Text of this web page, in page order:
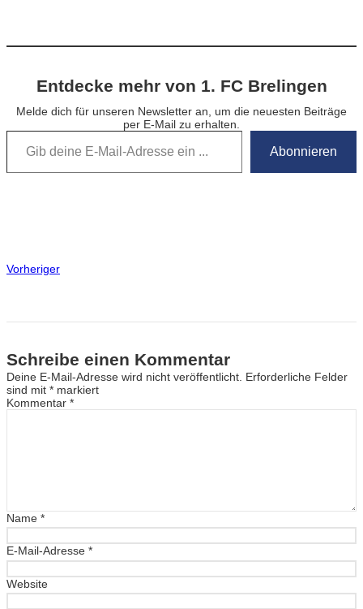
Entdecke mehr von 1. FC Brelingen
Melde dich für unseren Newsletter an, um die neuesten Beiträge
per E-Mail zu erhalten.
Gib deine E-Mail-Adresse ein …
Abonnieren
Vorheriger
Schreibe einen Kommentar
Deine E-Mail-Adresse wird nicht veröffentlicht. Erforderliche Felder
sind mit * markiert
Kommentar *
Name *
E-Mail-Adresse *
Website